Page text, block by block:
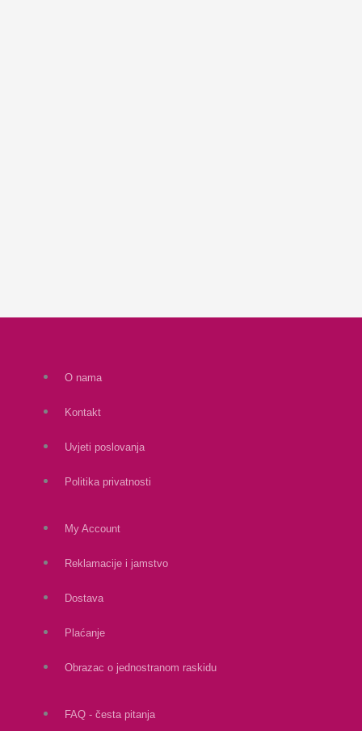
O nama
Kontakt
Uvjeti poslovanja
Politika privatnosti
My Account
Reklamacije i jamstvo
Dostava
Plaćanje
Obrazac o jednostranom raskidu
FAQ - česta pitanja